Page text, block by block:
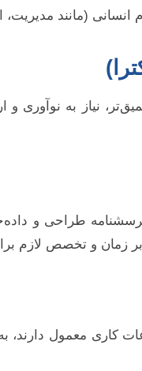
انسانی (مانند
نیاز به نوآوری
کاری معمول دارند،